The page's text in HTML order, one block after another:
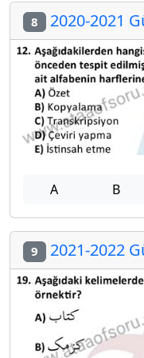
8 2020-2021
A B
9 2021-2022